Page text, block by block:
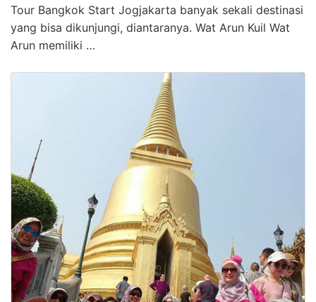
Tour Bangkok Start Jogjakarta banyak sekali destinasi
yang bisa dikunjungi, diantaranya. Wat Arun Kuil Wat
Arun memiliki …